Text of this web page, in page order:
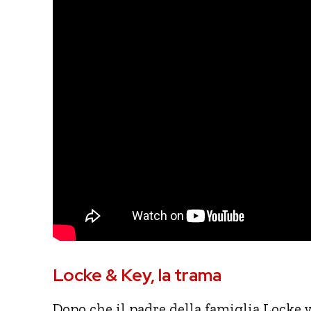
Locke & Key, la trama